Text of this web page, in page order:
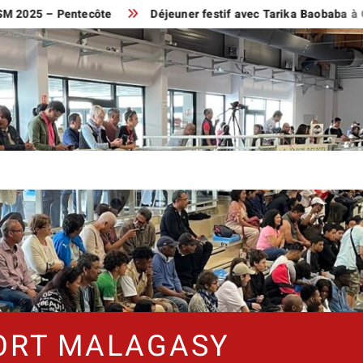
– Pentecôte Déjeuner festif avec Tarika Baobaba à
MALAGASY